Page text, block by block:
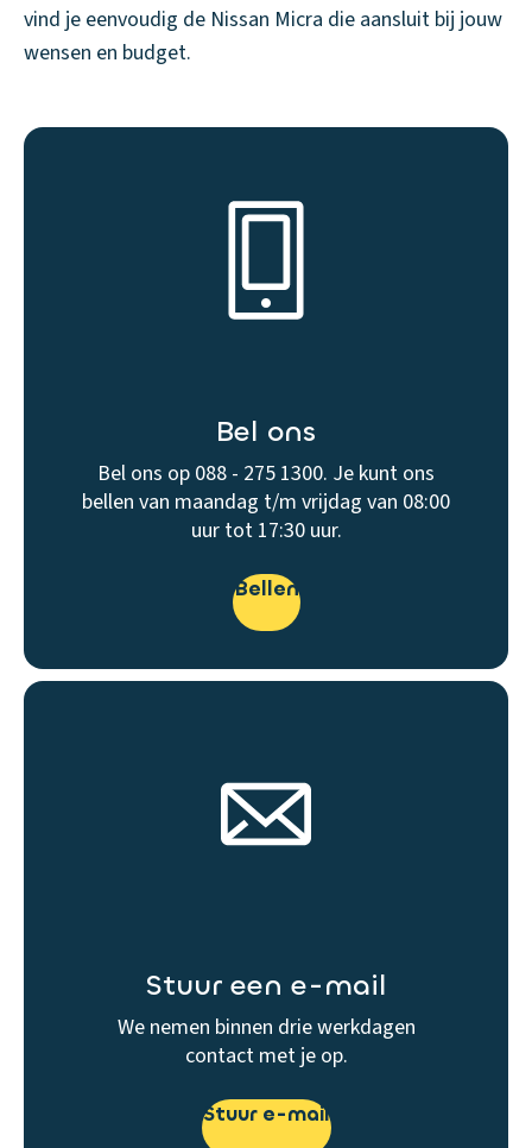
vind je eenvoudig de Nissan Micra die aansluit bij jouw
wensen en budget.
Bel ons
Bel ons op 088 - 275 1300. Je kunt ons
bellen van maandag t/m vrijdag van 08:00
uur tot 17:30 uur.
Bellen
Stuur een e-mail
We nemen binnen drie werkdagen
contact met je op.
Stuur e-mail